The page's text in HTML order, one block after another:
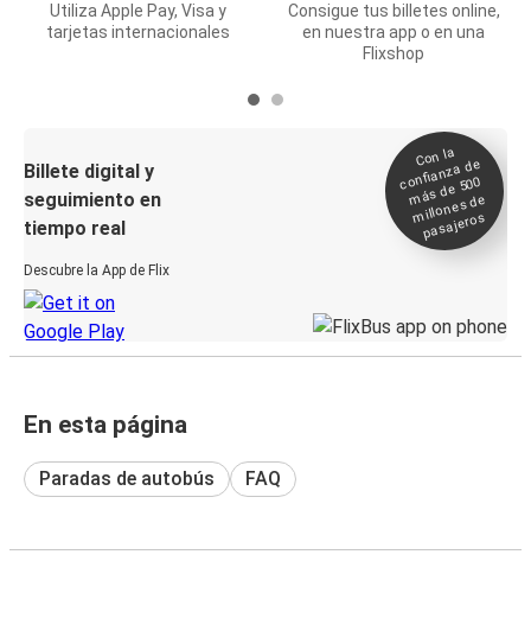
Utiliza Apple Pay, Visa y
tarjetas internacionales
Consigue tus billetes online,
en nuestra app o en una
Flixshop
Billete digital y
seguimiento en
tiempo real
Descubre la App de Flix
Con la
confianza de
más de 500
millones de
pasajeros
En esta página
Paradas de autobús FAQ